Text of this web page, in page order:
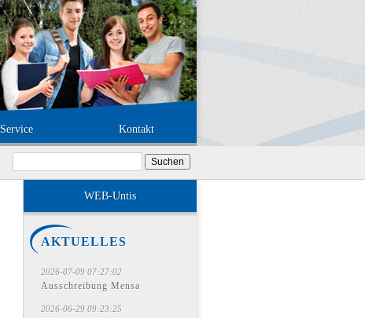
Service Kontakt
Suchen
WEB-Untis
AKTUELLES
2026-07-09 07:27:02
Ausschreibung Mensa
2026-06-29 09:23:25